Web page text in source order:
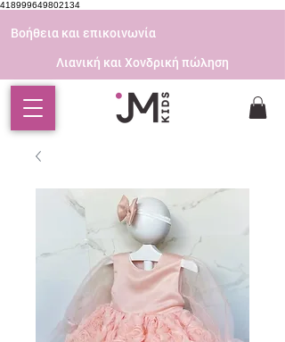
418999649802134
Βοήθεια και επικοινωνία
Λιανική και Χονδρική πώληση